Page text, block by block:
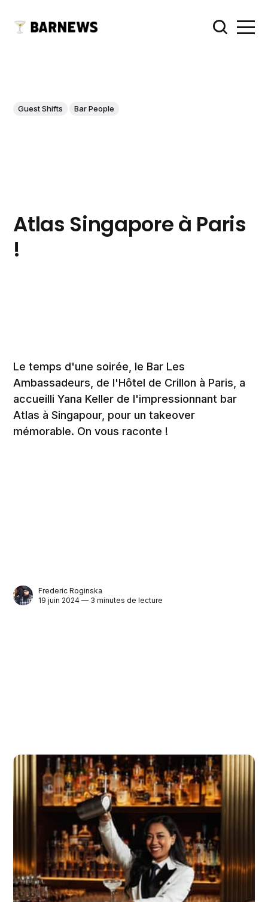
Guest Shifts Bar People
Atlas Singapore à Paris
!
Le temps d'une soirée, le Bar Les
Ambassadeurs, de l'Hôtel de Crillon à Paris, a
accueilli Yana Keller de l'impressionnant bar
Atlas à Singapour, pour un takeover
mémorable. On vous raconte !
Frederic Roginska
19 juin 2024 — 3 minutes de lecture